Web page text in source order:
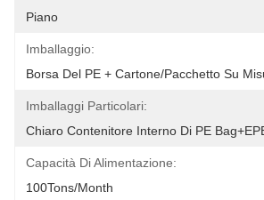
Piano
Imballaggio:
Borsa Del PE + Cartone/pacchetto Su
Imballaggi Particolari:
Chiaro Contenitore Interno Di PE
Capacità Di Alimentazione:
100Tons/Month